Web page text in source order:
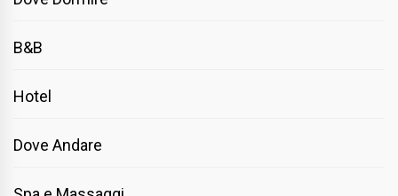
B&B
Hotel
Dove Andare